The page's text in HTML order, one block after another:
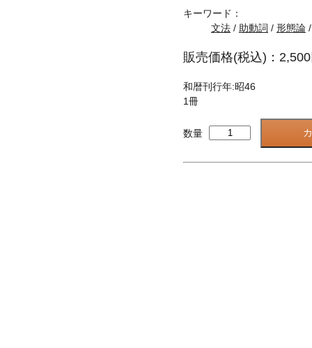
キーワード：
文法 / 助動詞 / 形態論
販売価格(税込)：
和暦刊行年:昭46
1冊
数量